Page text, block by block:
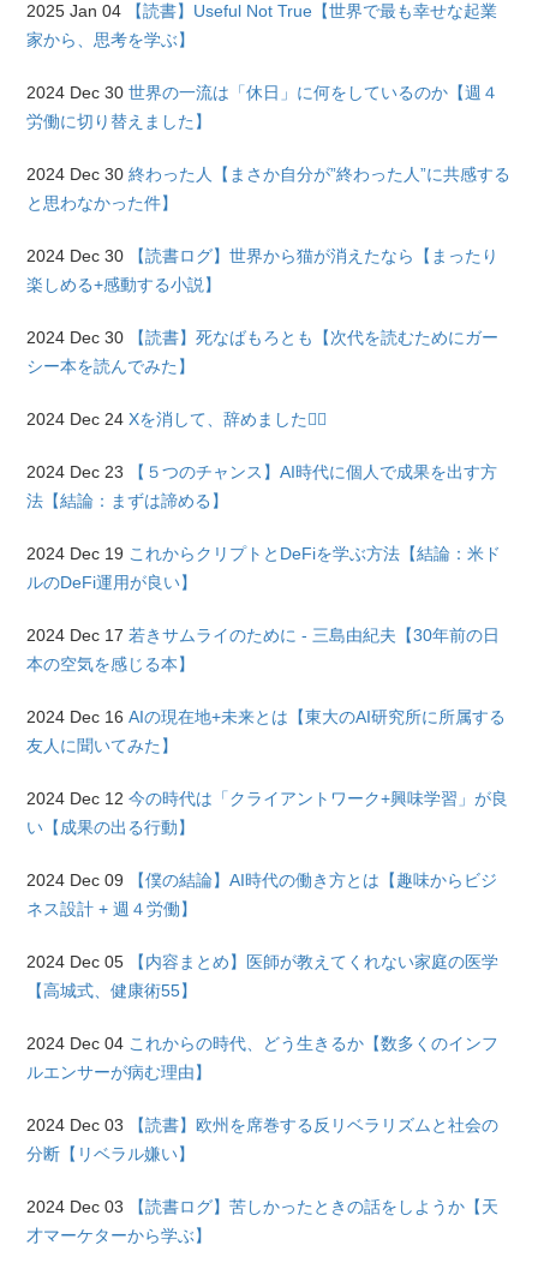
2025 Jan 04
【読書】Useful Not True【世界で最も幸せな起業
家から、思考を学ぶ】
2024 Dec 30 世界の一流は「休日」に何をしているのか【週４
労働に切り替えました】
2024 Dec 30 終わった人【まさか自分が”終わった人”に共感する
と思わなかった件】
2024 Dec 30
【読書ログ】世界から猫が消えたなら【まったり
楽しめる+感動する小説】
2024 Dec 30
【読書】死なばもろとも【次代を読むためにガー
シー本を読んでみた】
2024 Dec 24 Xを消して、辞めました🙋‍♂️
2024 Dec 23
【５つのチャンス】AI時代に個人で成果を出す方
法【結論：まずは諦める】
2024 Dec 19 これからクリプトとDeFiを学ぶ方法【結論：米ド
ルのDeFi運用が良い】
2024 Dec 17 若きサムライのために - 三島由紀夫【30年前の日
本の空気を感じる本】
2024 Dec 16 AIの現在地+未来とは【東大のAI研究所に所属する
友人に聞いてみた】
2024 Dec 12 今の時代は「クライアントワーク+興味学習」が良
い【成果の出る行動】
2024 Dec 09
【僕の結論】AI時代の働き方とは【趣味からビジ
ネス設計 + 週４労働】
2024 Dec 05
【内容まとめ】医師が教えてくれない家庭の医学
【高城式、健康術55】
2024 Dec 04 これからの時代、どう生きるか【数多くのインフ
ルエンサーが病む理由】
2024 Dec 03
【読書】欧州を席巻する反リベラリズムと社会の
分断【リベラル嫌い】
2024 Dec 03
【読書ログ】苦しかったときの話をしようか【天
才マーケターから学ぶ】